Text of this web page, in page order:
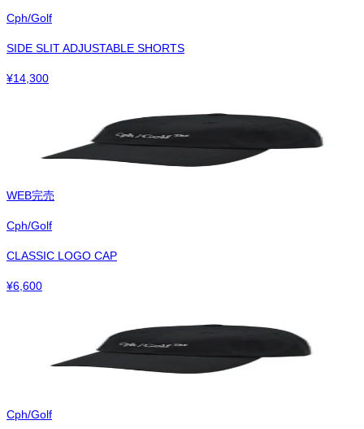
Cph/Golf
SIDE SLIT ADJUSTABLE SHORTS
¥14,300
WEB完売
Cph/Golf
CLASSIC LOGO CAP
¥6,600
Cph/Golf